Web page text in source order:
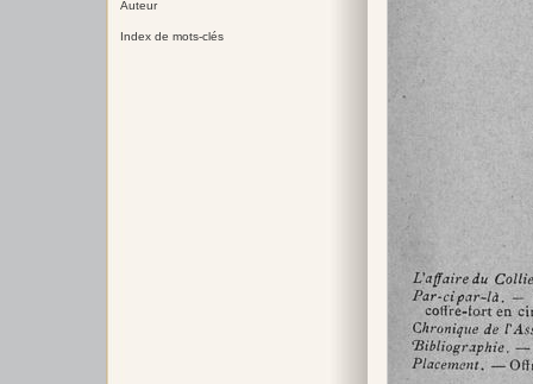
Auteur
Index de mots-clés